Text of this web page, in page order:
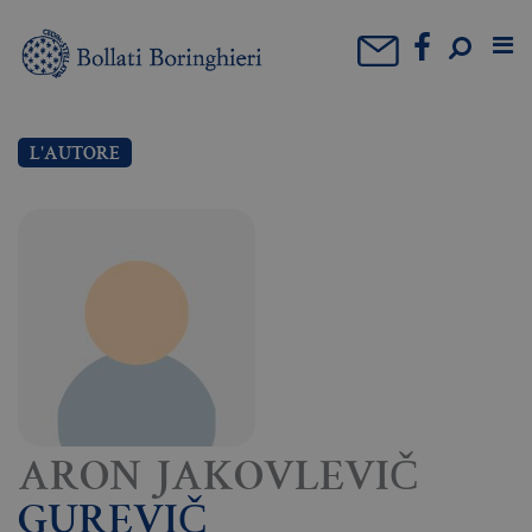
L'AUTORE
ARON JAKOVLEVIČ